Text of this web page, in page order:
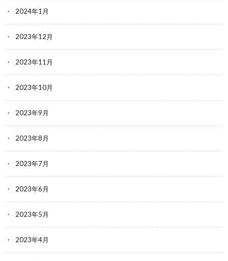
2024年1月
2023年12月
2023年11月
2023年10月
2023年9月
2023年8月
2023年7月
2023年6月
2023年5月
2023年4月